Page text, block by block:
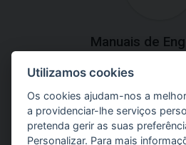
Manuais de
Baixe os manuais com
uso do
Utilizamos cookies
Os cookies ajudam-nos a
a providenciar-lhe serviços
pretenda gerir as suas
Personalizar. Para mais